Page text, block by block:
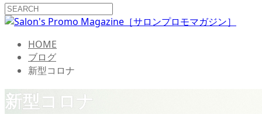
HOME
ブログ
新型コロナ
新型コロナ